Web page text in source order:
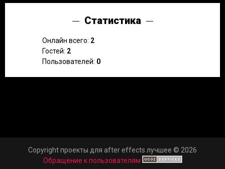
Статистика
Онлайн всего: 2
Гостей: 2
Пользователей: 0
Copyright проекты для after effects лучшее © 2026
Обращение к пользователям